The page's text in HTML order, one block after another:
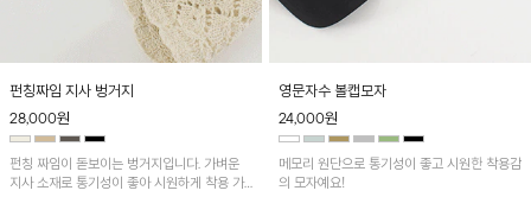
펀칭짜임 지사 벙거지
28,000원
펀칭 짜임이 돋보이는 벙거지입니다. 가벼운
지사 소재로 통기성이 좋아 시원하게 착용 가
영문자수 볼캡모자
24,000원
메모리 원단으로 통기성이 좋고 시원한 착용감
의 모자예요!